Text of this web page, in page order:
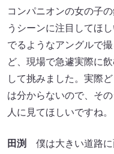
コンパニオンの女の子
うシーンに注目してほ
でるようなアングルで
ど、現場で急遽実際に
して挑みました。実際
は分からないので、そ
人に見てほしいですね。
田渕
僕は大きい道路に